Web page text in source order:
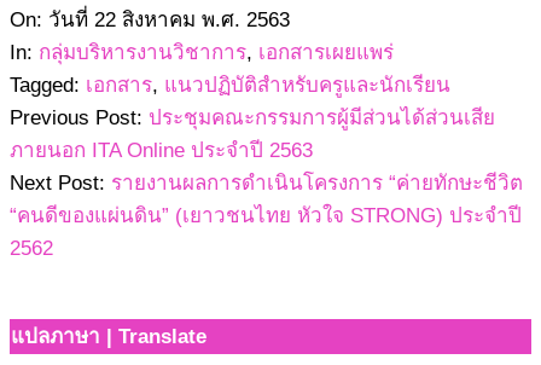
08-
22
On: วันที่ 22 สิงหาคม พ.ศ. 2563
In: กลุ่มบริหารงานวิชาการ, เอกสารเผยแพร่
Tagged: เอกสาร, แนวปฏิบัติสำหรับครูและนักเรียน
Previous Post: ประชุมคณะกรรมการผู้มีส่วนได้ส่วนเสีย
ภายนอก ITA Online ประจำปี 2563
Next Post: รายงานผลการดำเนินโครงการ “ค่ายทักษะชีวิต
“คนดีของแผ่นดิน” (เยาวชนไทย หัวใจ STRONG) ประจำปี
2562
แปลภาษา | Translate